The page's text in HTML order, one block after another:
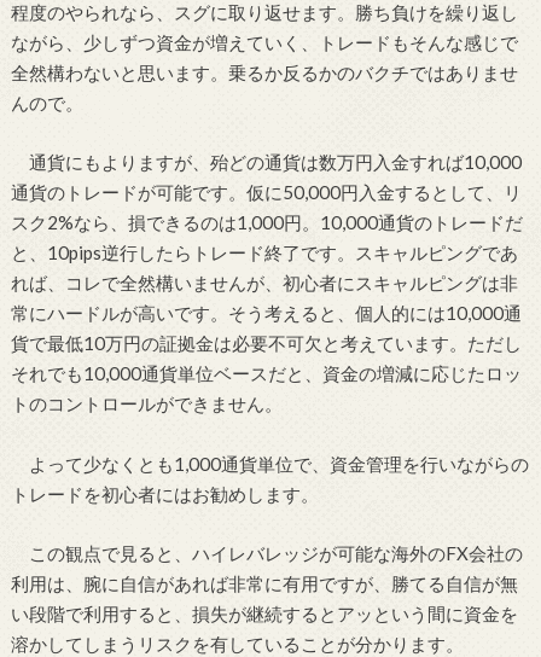
程度のやられなら、スグに取り返せます。勝ち負けを繰り返し
ながら、少しずつ資金が増えていく、トレードもそんな感じで
全然構わないと思います。乗るか反るかのバクチではありませ
んので。
通貨にもよりますが、殆どの通貨は数万円入金すれば10,000
通貨のトレードが可能です。仮に50,000円入金するとして、リ
スク2%なら、損できるのは1,000円。10,000通貨のトレードだ
と、10pips逆行したらトレード終了です。スキャルピングであ
れば、コレで全然構いませんが、初心者にスキャルピングは非
常にハードルが高いです。そう考えると、個人的には10,000通
貨で最低10万円の証拠金は必要不可欠と考えています。ただし
それでも10,000通貨単位ベースだと、資金の増減に応じたロッ
トのコントロールができません。
よって少なくとも1,000通貨単位で、資金管理を行いながらの
トレードを初心者にはお勧めします。
この観点で見ると、ハイレバレッジが可能な海外のFX会社の
利用は、腕に自信があれば非常に有用ですが、勝てる自信が無
い段階で利用すると、損失が継続するとアッという間に資金を
溶かしてしまうリスクを有していることが分かります。